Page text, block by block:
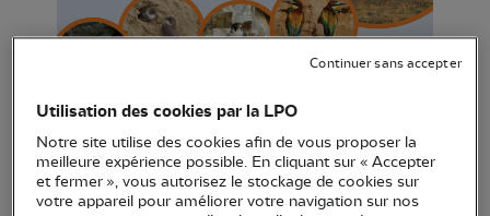
Après 2 ans de mise en œuvre du
programme « Oiseaux des carrières de
Utilisation des cookies par la LPO
Notre site utilise des cookies afin de vous proposer la
meilleure expérience possible. En cliquant sur « Accepter
et fermer », vous autorisez le stockage de cookies sur
votre appareil pour améliorer votre navigation sur nos
Continuer sans accepter